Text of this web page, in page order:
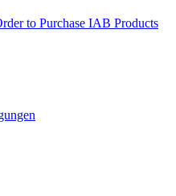
to Purchase IAB Products